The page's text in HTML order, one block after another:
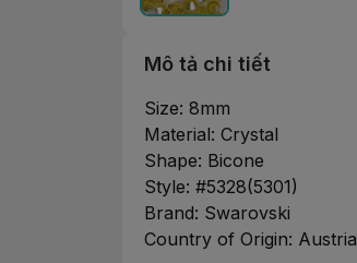
Mô tả chi tiết
Size: 8mm
Material: Crystal
Shape: Bicone
Style: #5328(5301)
Brand: Swarovski
Country of Origin: Austria